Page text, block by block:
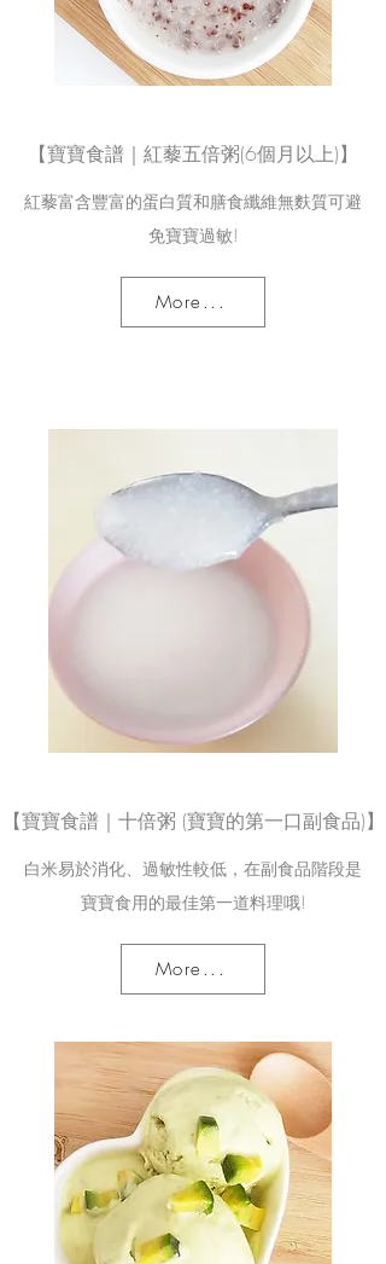
【寶寶食譜｜紅藜五倍粥(6個月以上)】
紅藜富含豐富的蛋白質和膳食纖維無麩質可避
免寶寶過敏!
More...
【寶寶食譜｜十倍粥 (寶寶的第一口副食品)】
白米易於消化、過敏性較低，在副食品階段是
寶寶食用的最佳第一道料理哦!
More...